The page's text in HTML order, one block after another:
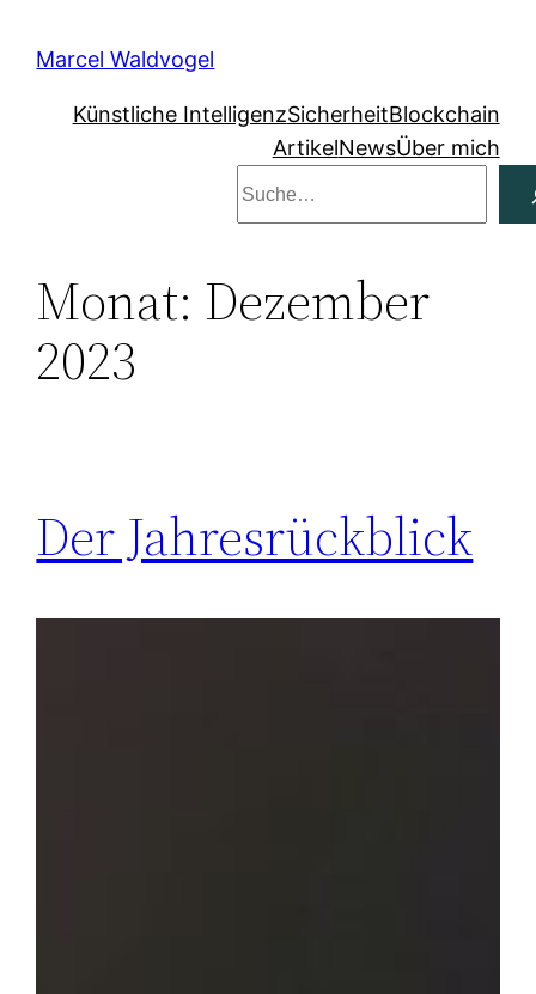
Inhalt
Marcel Waldvogel
Künstliche IntelligenzSicherheitBlockchain
ArtikelNewsÜber mich
Monat: Dezember
2023
Der Jahresrückblick